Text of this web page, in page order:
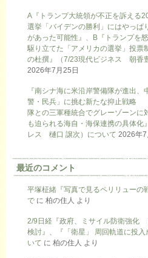
A『トランプ大統領が不正を訴える
選挙「バイデンの勝利」にはやっぱ
があった可能性』、B『トランプを
駆り立てた「アメリカの選挙」投票
の杜撰』（7/23現代ビジネス 朝香
2026年7月25日
『南シナ海に米沿岸警備隊が進出、
警・民兵」に挑む新たな抑止戦略
隊との三軍種統合でグレーゾーンに
も迫られる海自・海保連携の具体化
レス 樋口 譲次）について 2026年7
最近のコメント
平塚柾緒『写真で見るペリリューの
で に 柏の住人 より
2/9日経『政府、ミサイル防衛強化
検討』、『「衛星」 周回軌道に投入
いて に 柏の住人 より